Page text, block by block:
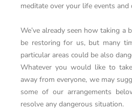
meditate over your life events and
We’ve already seen how taking a
be restoring for us, but many
particular areas could be also
Whatever you would like to
away from everyone, we may
some of our arrangements
resolve any dangerous situation.